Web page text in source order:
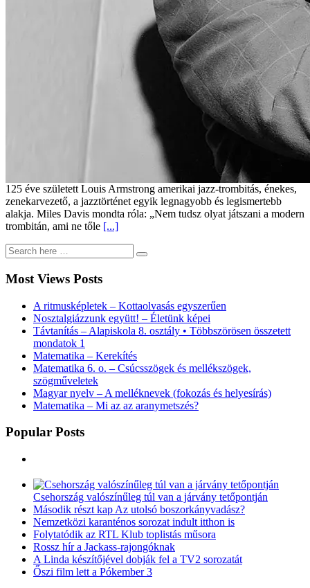
125 éve született Louis Armstrong amerikai jazz-trombitás, énekes,
zenekarvezető, a jazztörténet egyik legnagyobb és legismertebb
alakja. Miles Davis mondta róla: „Nem tudsz olyat játszani a modern
trombitán, ami ne tőle [...]
Most Views Posts
A ritmusképletek – Kottaolvasás egyszerűen
Nosztalgiázzunk együtt! – Életünk képei
Távtanítás – Alapiskola 8. osztály • Többszörösen összetett
mondatok 1
Matematika – Kerekítés
Matematika 6. o. – Csúcsszögek és mellékszögek,
szögműveletek
Magyar nyelv – A melléknevek (fokozás és helyesírás)
Matematika – Mi az az aranymetszés?
Popular Posts
Csehország valószínűleg túl van a járvány tetőpontján
Második részt kap Az utolsó boszorkányvadász?
Nemzetközi karanténos sorozat indult itthon is
Folytatódik az RTL Klub toplistás műsora
Rossz hír a Jackass-rajongóknak
A Linda készítőjével dobják fel a TV2 sorozatát
Őszi film lett a Pókember 3